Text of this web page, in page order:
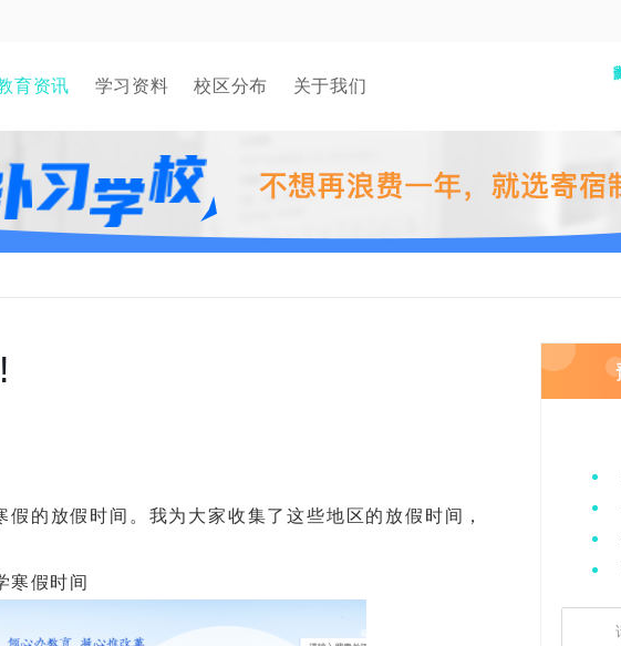
育资讯 学习资料 校区分布 关于我们
放假时间。我为大家收集了这些地区的放假时间，
寒假时间